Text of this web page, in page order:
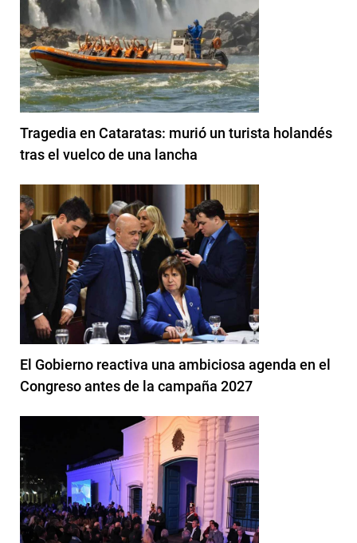
Tragedia en Cataratas: murió un turista holandés
tras el vuelco de una lancha
El Gobierno reactiva una ambiciosa agenda en el
Congreso antes de la campaña 2027